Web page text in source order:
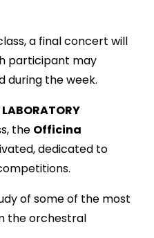
a final concert will
participant may
during the week.
the Officina
dedicated to
of some of the most
the orchestral